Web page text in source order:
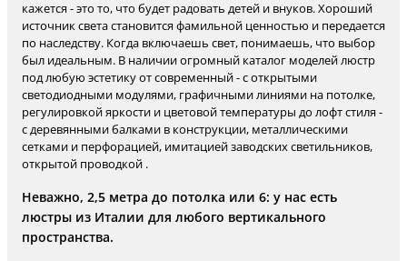
кажется - это то, что будет радовать детей и внуков. Хороший
источник света становится фамильной ценностью и передается
по наследству. Когда включаешь свет, понимаешь, что выбор
был идеальным. В наличии огромный каталог моделей люстр
под любую эстетику от современный - с открытыми
светодиодными модулями, графичными линиями на потолке,
регулировкой яркости и цветовой температуры до лофт стиля -
с деревянными балками в конструкции, металлическими
сетками и перфорацией, имитацией заводских светильников,
открытой проводкой .
Неважно, 2,5 метра до потолка или 6: у нас есть
люстры из Италии для любого вертикального
пространства.